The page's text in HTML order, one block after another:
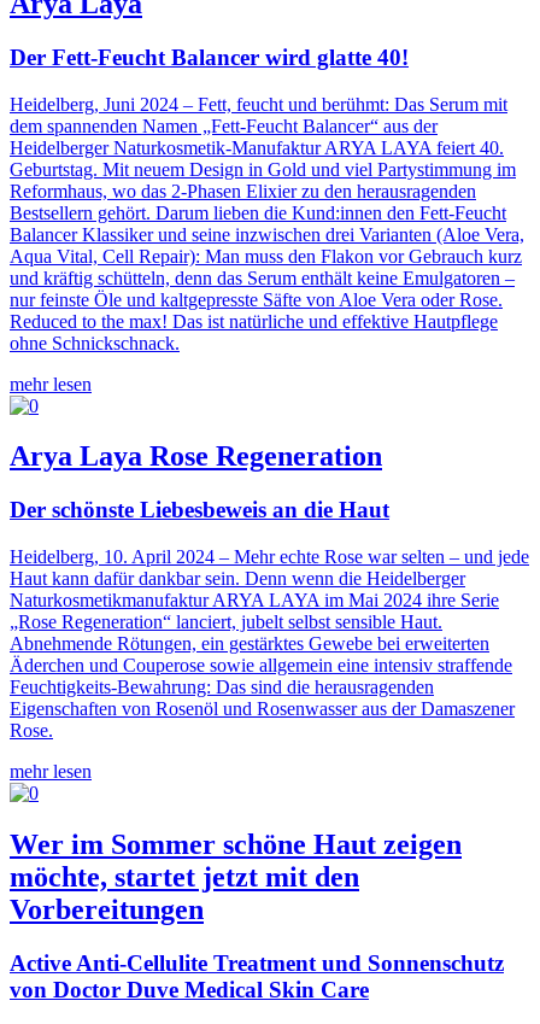
Der Fett-Feucht Balancer wird glatte 40!
Heidelberg, Juni 2024 – Fett, feucht und berühmt: Das Serum mit
dem spannenden Namen „Fett-Feucht Balancer“ aus der
Heidelberger Naturkosmetik-Manufaktur ARYA LAYA feiert 40.
Geburtstag. Mit neuem Design in Gold und viel Partystimmung im
Reformhaus, wo das 2-Phasen Elixier zu den herausragenden
Bestsellern gehört. Darum lieben die Kund:innen den Fett-Feucht
Balancer Klassiker und seine inzwischen drei Varianten (Aloe Vera,
Aqua Vital, Cell Repair): Man muss den Flakon vor Gebrauch kurz
und kräftig schütteln, denn das Serum enthält keine Emulgatoren –
nur feinste Öle und kaltgepresste Säfte von Aloe Vera oder Rose.
Reduced to the max! Das ist natürliche und effektive Hautpflege
ohne Schnickschnack.
mehr lesen
Arya Laya Rose Regeneration
Der schönste Liebesbeweis an die Haut
Heidelberg, 10. April 2024 – Mehr echte Rose war selten – und jede
Haut kann dafür dankbar sein. Denn wenn die Heidelberger
Naturkosmetikmanufaktur ARYA LAYA im Mai 2024 ihre Serie
„Rose Regeneration“ lanciert, jubelt selbst sensible Haut.
Abnehmende Rötungen, ein gestärktes Gewebe bei erweiterten
Äderchen und Couperose sowie allgemein eine intensiv straffende
Feuchtigkeits-Bewahrung: Das sind die herausragenden
Eigenschaften von Rosenöl und Rosenwasser aus der Damaszener
Rose.
mehr lesen
Wer im Sommer schöne Haut zeigen
möchte, startet jetzt mit den
Vorbereitungen
Active Anti-Cellulite Treatment und Sonnenschutz
von Doctor Duve Medical Skin Care